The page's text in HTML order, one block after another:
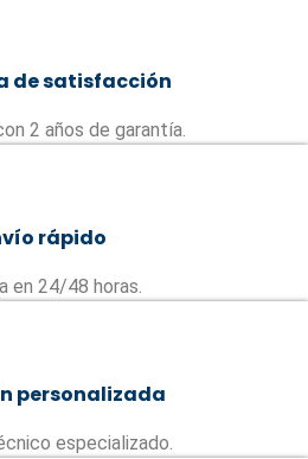
de satisfacción
2 años de garantía.
rápido
en 24/48 horas.
personalizada
especializado.